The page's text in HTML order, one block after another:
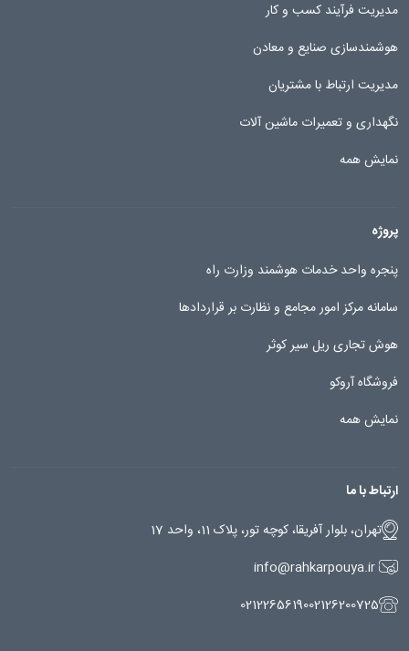
مدیریت فرآیند کسب و کار
هوشمندسازی صنایع و معادن
مدیریت ارتباط با مشتریان
نگهداری و تعمیرات ماشین آلات
نمایش همه
پروژه
پنجره واحد خدمات هوشمند وزارت راه
سامانه مرکز امور مجامع و نظارت بر قراردادها
هوش تجاری ریل سیر کوثر
فروشگاه آروکو
نمایش همه
ارتباط با ما
تهران، بلوار آفریقا، کوچه تور، پلاک 11، واحد 17
info@rahkarpouya.ir
02126200725
02122656190